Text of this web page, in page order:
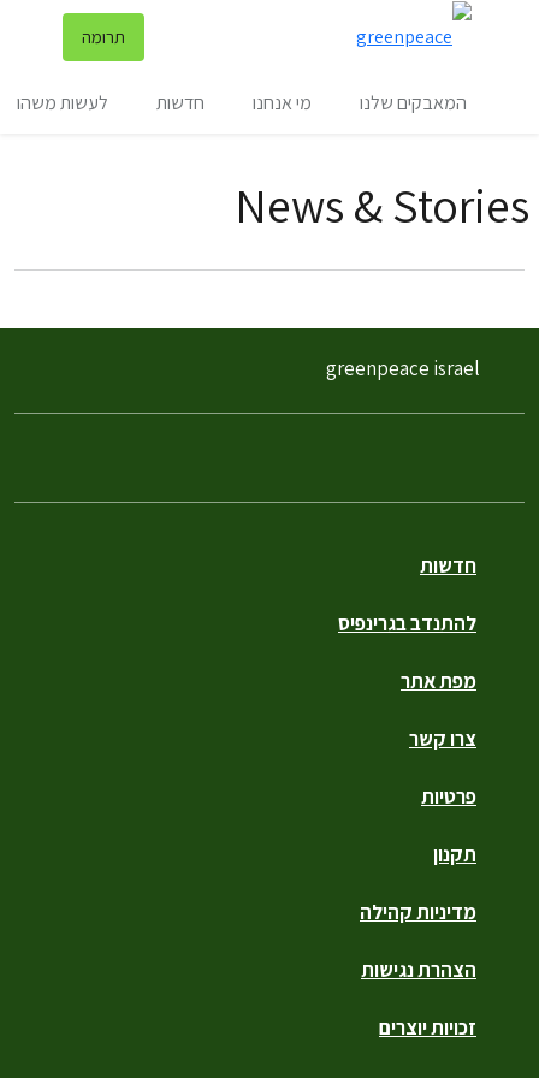
תרומה
המאבקים שלנו מי אנחנו חדשות לעשות משהו
News & Stories
filter posts
filtered results
חדשות
להתנדב בגרינפיס
מפת אתר
צרו קשר
פרטיות
תקנון
מדיניות קהילה
הצהרת נגישות
זכויות יוצרים